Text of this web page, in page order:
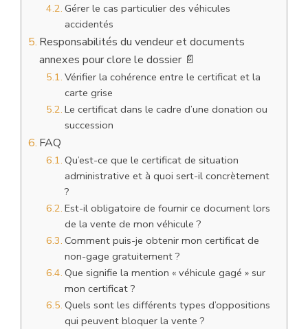
Gérer le cas particulier des véhicules
accidentés
Responsabilités du vendeur et documents
annexes pour clore le dossier 📄
Vérifier la cohérence entre le certificat et la
carte grise
Le certificat dans le cadre d’une donation ou
succession
FAQ
Qu’est-ce que le certificat de situation
administrative et à quoi sert-il concrètement
?
Est-il obligatoire de fournir ce document lors
de la vente de mon véhicule ?
Comment puis-je obtenir mon certificat de
non-gage gratuitement ?
Que signifie la mention « véhicule gagé » sur
mon certificat ?
Quels sont les différents types d’oppositions
qui peuvent bloquer la vente ?